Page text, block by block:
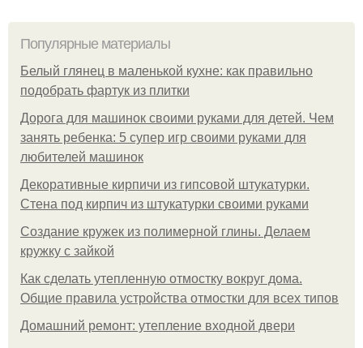
Популярные материалы
Белый глянец в маленькой кухне: как правильно
подобрать фартук из плитки
Дорога для машинок своими руками для детей. Чем
занять ребенка: 5 супер игр своими руками для
любителей машинок
Декоративные кирпичи из гипсовой штукатурки.
Стена под кирпич из штукатурки своими руками
Создание кружек из полимерной глины. Делаем
кружку с зайкой
Как сделать утепленную отмостку вокруг дома.
Общие правила устройства отмостки для всех типов
Домашний ремонт: утепление входной двери